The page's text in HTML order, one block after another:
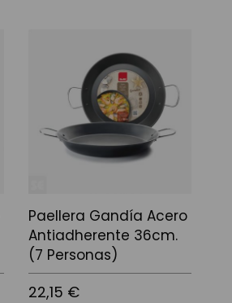
Paellera Gandía Acero
Antiadherente 36cm.
(7 Personas)
22,15 €